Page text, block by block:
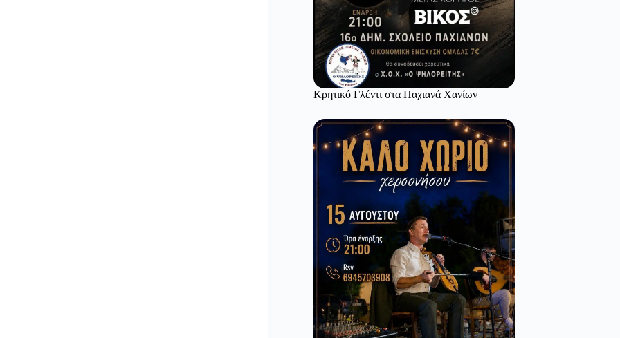
Κρητικό Γλέντι στα Παχιανά Χανίων